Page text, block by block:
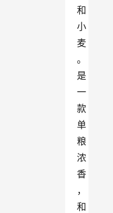
和
小
麦
。
是
一
款
单
粮
浓
香
，
和